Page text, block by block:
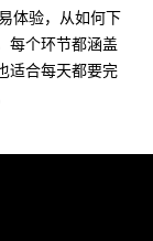
体验，从如何下
每个环节都涵盖
适合每天都要完